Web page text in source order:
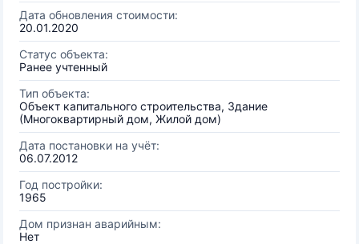
Дата обновления стоимости:
20.01.2020
Статус объекта:
Ранее учтенный
Тип объекта:
Объект капитального строительства, Здание
(Многоквартирный дом, Жилой дом)
Дата постановки на учёт:
06.07.2012
Год постройки:
1965
Дом признан аварийным:
Нет